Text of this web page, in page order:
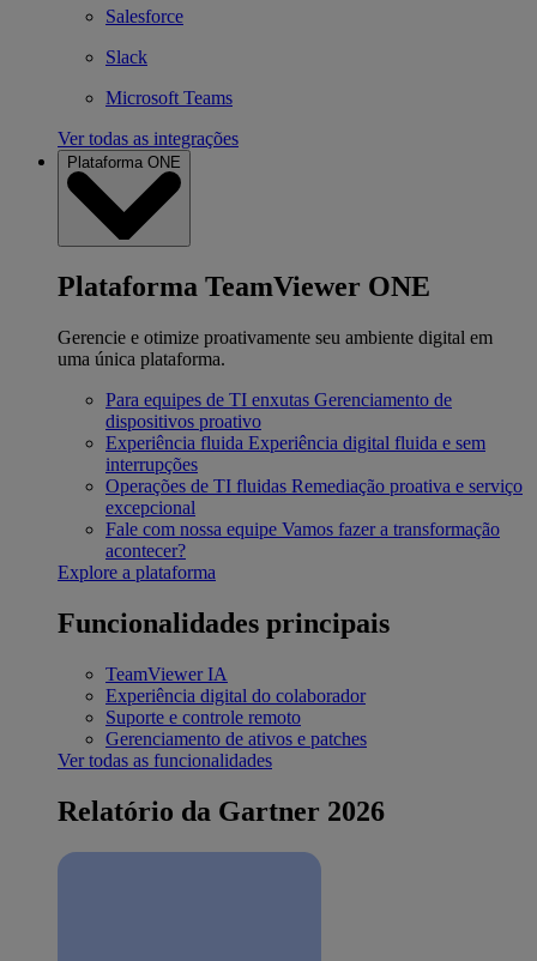
Salesforce
Slack
Microsoft Teams
Ver todas as integrações
Plataforma ONE
Plataforma TeamViewer ONE
Gerencie e otimize proativamente seu ambiente digital em
uma única plataforma.
Para equipes de TI enxutas Gerenciamento de
dispositivos proativo
Experiência fluida Experiência digital fluida e sem
interrupções
Operações de TI fluidas Remediação proativa e serviço
excepcional
Fale com nossa equipe Vamos fazer a transformação
acontecer?
Explore a plataforma
Funcionalidades principais
TeamViewer IA
Experiência digital do colaborador
Suporte e controle remoto
Gerenciamento de ativos e patches
Ver todas as funcionalidades
Relatório da Gartner 2026